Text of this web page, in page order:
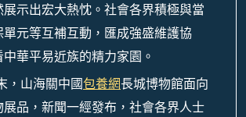
示出宏大熱忱。社會各界積極與當
元等互補互動，匯成強盛維護協
華平易近族的精力家園。
，山海關中國包養網長城博物館面向
品，新聞一經發布，社會各界人士